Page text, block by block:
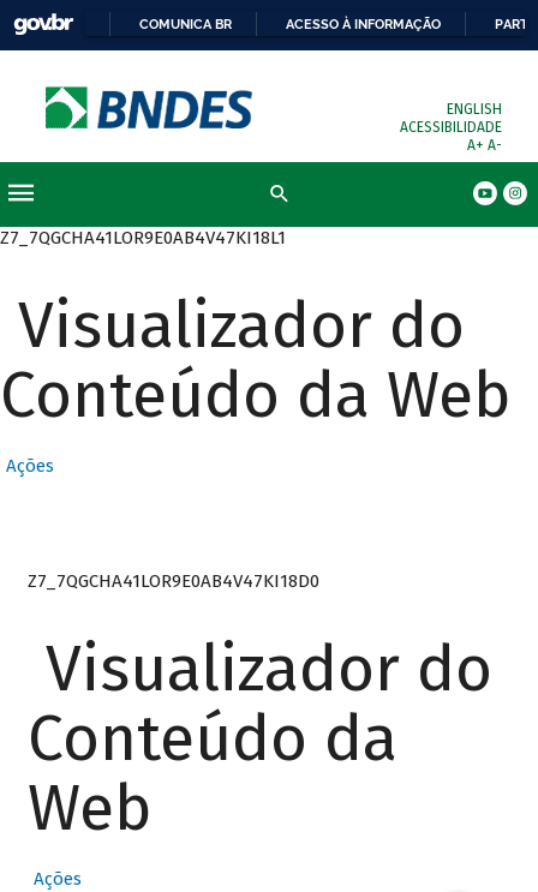
COMUNICA BR ACESSO À INFORMAÇÃO
ENGLISH
ACESSIBILIDADE
A+ A-
Z7_7QGCHA41LOR9E0AB4V47KI18L1
Visualizador do
Conteúdo da Web
Ações
Z7_7QGCHA41LOR9E0AB4V47KI18D0
Visualizador do
Conteúdo da
Web
Ações